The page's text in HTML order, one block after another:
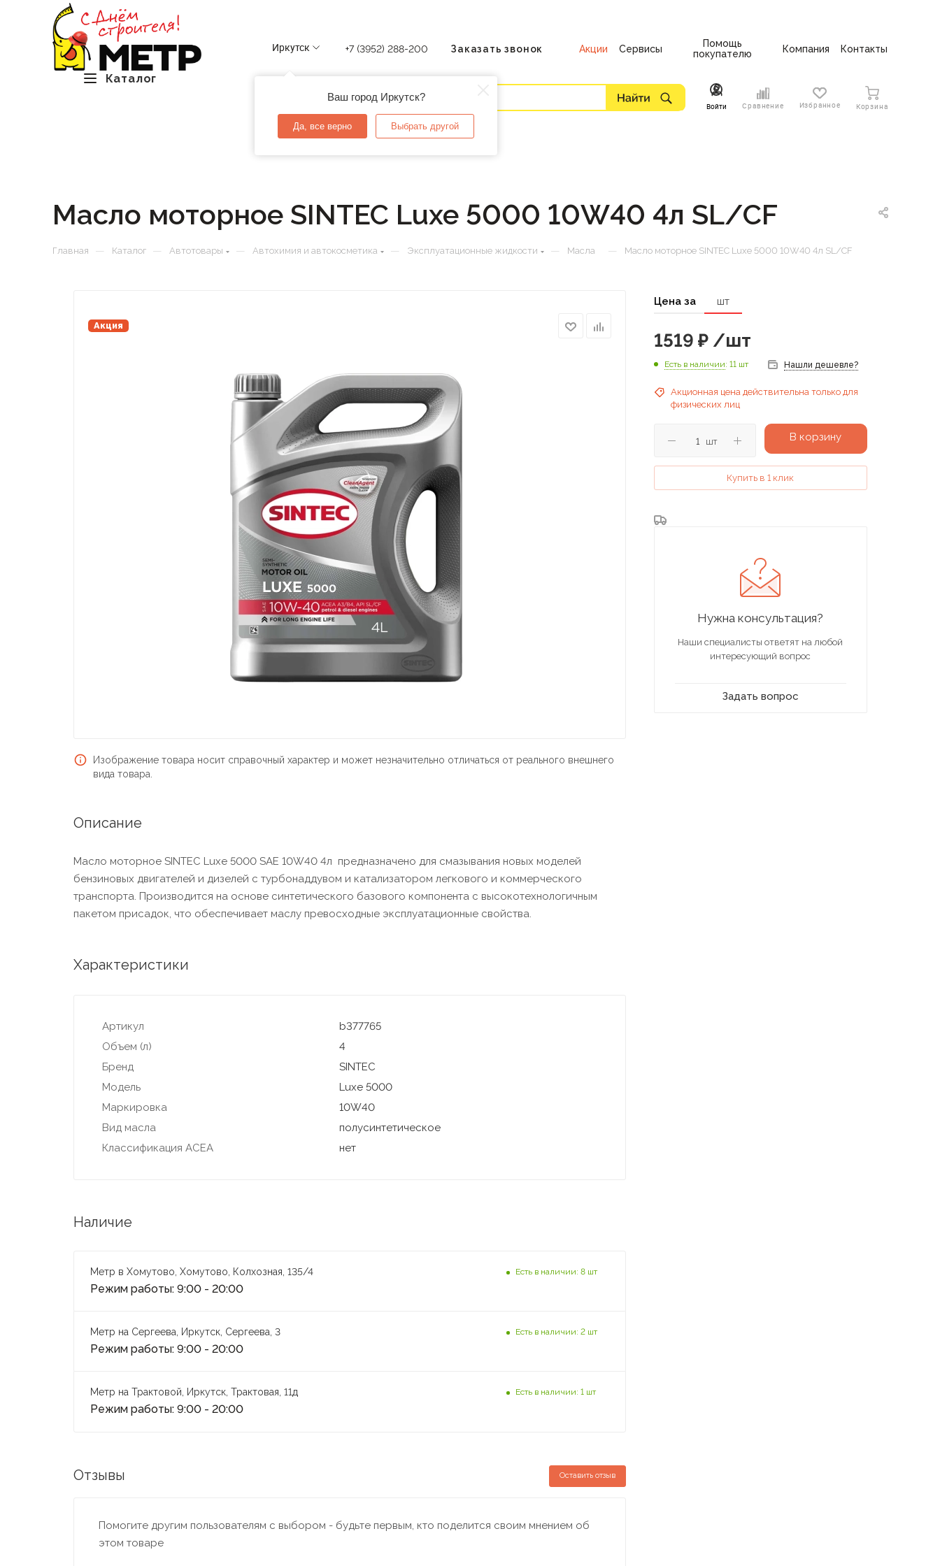
Каталог
Иркутск
Ваш город Иркутск?
Да, все верно Выбрать другой
+7 (3952) 288-200 Заказать звонок Акции Сервисы
Помощь
покупателю
Компания Контакты
Войти Сравнение Избранное Корзина
Масло моторное SINTEC Luxe 5000 10W40 4л SL/CF
Главная — Каталог — Автотовары — Автохимия и автокосметика — Эксплуатационные жидкости — Масла — Масло моторное SINTEC Luxe 5000 10W40 4л SL/CF
Акция
Изображение товара носит справочный характер и может незначительно отличаться от реального внешнего
вида товара.
Описание
Масло моторное SINTEC Luxe 5000 SAE 10W40 4л предназначено для смазывания новых моделей
бензиновых двигателей и дизелей с турбонаддувом и катализатором легкового и коммерческого
транспорта. Производится на основе синтетического базового компонента с высокотехнологичным
пакетом присадок, что обеспечивает маслу превосходные эксплуатационные свойства.
Характеристики
Артикул
b377765
Объем (л)
4
Бренд
SINTEC
Модель
Luxe 5000
Маркировка
10W40
Вид масла
полусинтетическое
Классификация ACEA
нет
Наличие
Метр в Хомутово, Хомутово, Колхозная, 135/4
Режим работы: 9:00 - 20:00
Есть в наличии: 8 шт
Метр на Сергеева, Иркутск, Сергеева, 3
Режим работы: 9:00 - 20:00
Есть в наличии: 2 шт
Метр на Трактовой, Иркутск, Трактовая, 11д
Режим работы: 9:00 - 20:00
Есть в наличии: 1 шт
Отзывы Оставить отзыв
Помогите другим пользователям с выбором - будьте первым, кто поделится своим мнением об
этом товаре
Цена за шт
1519 ₽/шт
Есть в наличии: 11 шт Нашли дешевле?
Акционная цена действительна только для
физических лиц
шт В корзину
Купить в 1 клик
Нужна консультация?
Наши специалисты ответят на любой
интересующий вопрос
Задать вопрос